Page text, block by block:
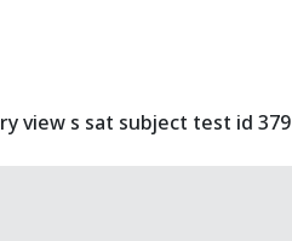
view s sat subject test id 379